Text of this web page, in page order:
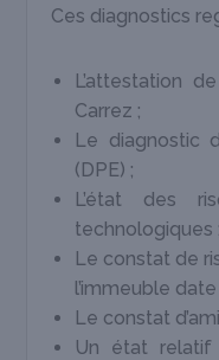
Ces diagnostics
L’attestation
Carrez ;
Le diagnostic
(DPE) ;
L’état des
technologiques ;
Le constat de
l’immeuble date
Le constat
Un état